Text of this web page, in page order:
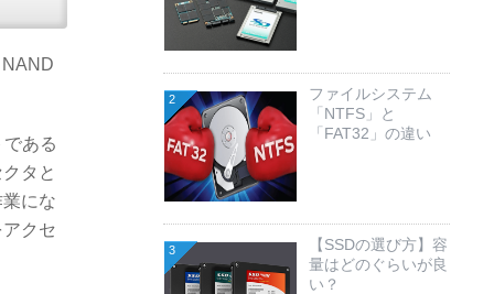
ある
タと
にな
クセ
2
ファイルシステム
「NTFS」と
「FAT32」の違い
3
【SSDの選び方】容
量はどのぐらいが良
い？